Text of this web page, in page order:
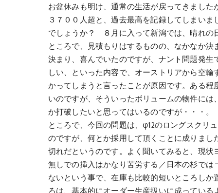
お盆休みも明け、通常の生活が戻ってきまし
３７００人超と、過去最高を記録してしまい
でしょうか？ ８月に入って新潟では、晴れの
ところで、見積もりはするものの、なかなか
決まり、喜んでいたのですが、ナント問題発
しい、といった内容で、オーストリアから空
かってしまうと言ったことが原因です。ある
いのですが、そういったボリュームの物件に
か打破したいと思ってはいるのですが・・・。
ところで、今回の問題は、φ12のロングスクリ
のですが、何とか採用して頂くことに成りま
切れだというのです。よく聞いてみると、現状
無しでの挿入はかなり苦労する／日本の杉で
ないという事で、在庫も比較的短いところし